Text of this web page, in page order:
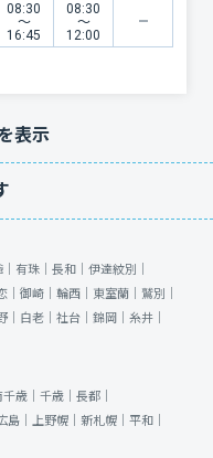
08:30
〜
16:45
08:30
〜
12:00
表示
有珠｜ 長和｜ 伊達紋別｜
｜ 御崎｜ 輪西｜ 東室蘭｜ 鷲別｜
｜ 白老｜ 社台｜ 錦岡｜ 糸井｜
歳｜ 千歳｜ 長都｜
島｜ 上野幌｜ 新札幌｜ 平和｜